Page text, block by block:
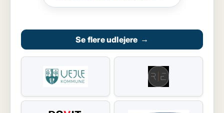
Se flere udlejere →